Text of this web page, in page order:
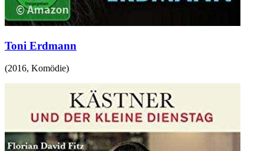
Toni Erdmann
(2016, Komödie)